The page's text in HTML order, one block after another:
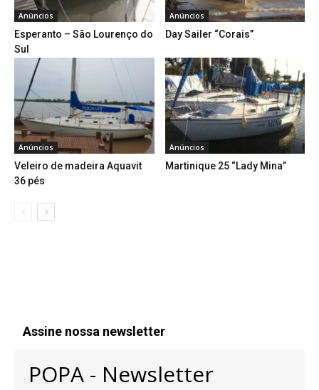
Anúncios
Esperanto – São Lourenço do
Sul
Anúncios
Day Sailer “Corais”
Anúncios
Veleiro de madeira Aquavit
36 pés
Anúncios
Martinique 25 “Lady Mina”
Assine nossa newsletter
POPA - Newsletter